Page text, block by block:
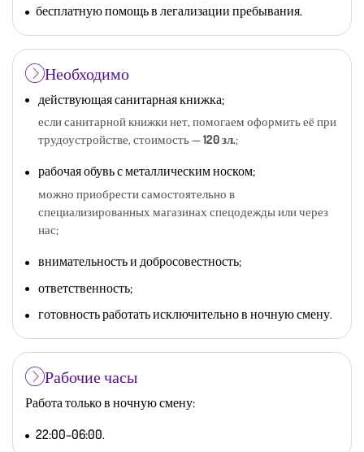
бесплатную помощь в легализации пребывания.
Необходимо
действующая санитарная книжка;
если санитарной книжки нет, помогаем оформить её при
трудоустройстве, стоимость —120 зл.;
рабочая обувь с металлическим носком;
можно приобрести самостоятельно в
специализированных магазинах спецодежды или через
нас;
внимательность и добросовестность;
ответственность;
готовность работать исключительно в ночную смену.
Рабочие часы
Работа только в ночную смену:
22:00–06:00.